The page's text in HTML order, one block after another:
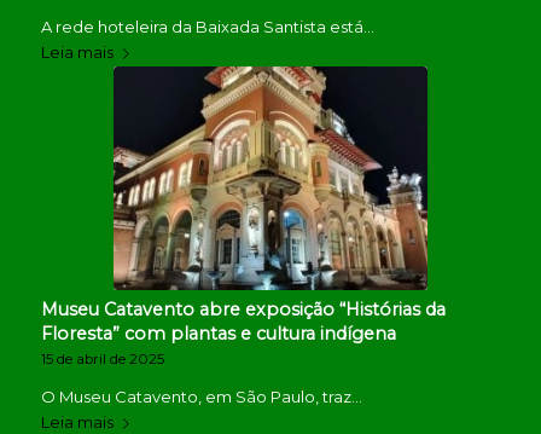
A rede hoteleira da Baixada Santista está…
Leia mais
Museu Catavento abre exposição “Histórias da
Floresta” com plantas e cultura indígena
15 de abril de 2025
O Museu Catavento, em São Paulo, traz…
Leia mais